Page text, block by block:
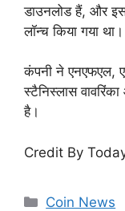
डाउनलोड हैं, और
लॉन्च किया गया था।
कंपनी ने एनएफएल,
स्टैनिस्लास
है।
Credit By
Categories
Coin News